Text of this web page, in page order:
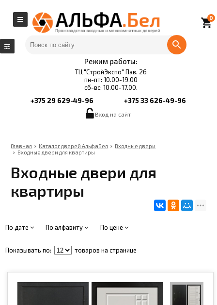
Режим работы:
ТЦ "СтройЭкспо" Пав. 26
пн-пт: 10.00-19.00
сб-вс: 10.00-17.00.
+375 29 629-49-96 +375 33 626-49-96
local_grocery_store
0
Вход на сайт
Главная Каталог дверей АльфаБел
Входные двери
Входные двери для квартиры
Входные двери для
квартиры
По дате По алфавиту По цене
Показывать по: товаров на странице